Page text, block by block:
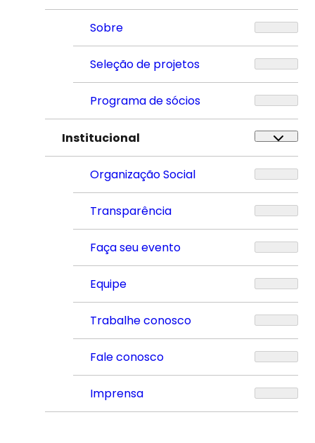
Sobre
Seleção de projetos
Programa de sócios
Institucional
Organização Social
Transparência
Faça seu evento
Equipe
Trabalhe conosco
Fale conosco
Imprensa